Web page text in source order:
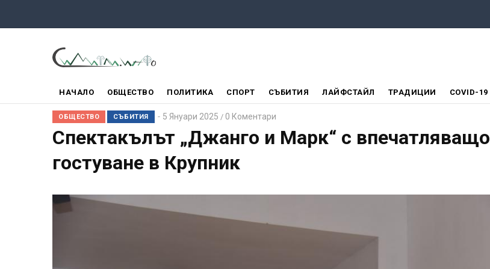
МЕНЮ
НАЧАЛО ОБЩЕСТВО ПОЛИТИКА СПОРТ СЪБИТИЯ ЛАЙФСТАЙЛ ТРАДИЦИИ COVID-19
ОБЩЕСТВО СЪБИТИЯ 5 Януари 2025 / 0 Коментари
Спектакълът „Джанго и Марк“ с впечатляващо
гостуване в Крупник